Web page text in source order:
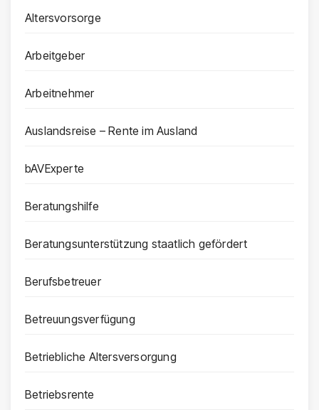
Altersvorsorge
Arbeitgeber
Arbeitnehmer
Auslandsreise – Rente im Ausland
bAVExperte
Beratungshilfe
Beratungsunterstützung staatlich gefördert
Berufsbetreuer
Betreuungsverfügung
Betriebliche Altersversorgung
Betriebsrente